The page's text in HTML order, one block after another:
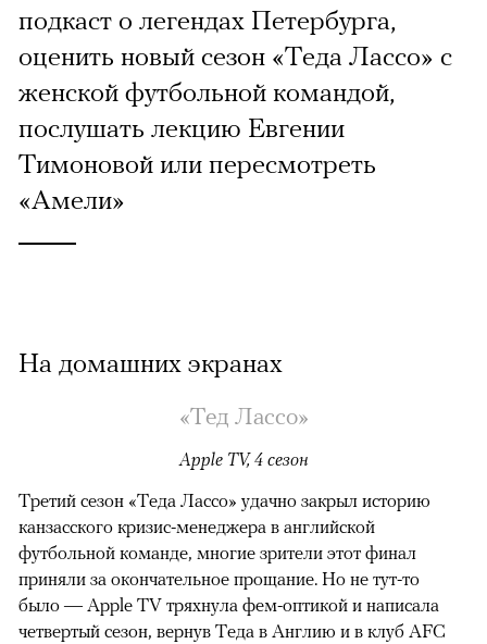
подкаст о легендах Петербурга,
оценить новый сезон «Теда Лассо» с
женской футбольной командой,
послушать лекцию Евгении
Тимоновой или пересмотреть
«Амели»
На домашних экранах
«Тед Лассо»
Apple TV, 4 сезон
Третий сезон «Теда Лассо» удачно закрыл историю
канзасского кризис-менеджера в английской
футбольной команде, многие зрители этот финал
приняли за окончательное прощание. Но не тут-то
было — Apple TV тряхнула фем-оптикой и написала
четвертый сезон, вернув Теда в Англию и в клуб AFC